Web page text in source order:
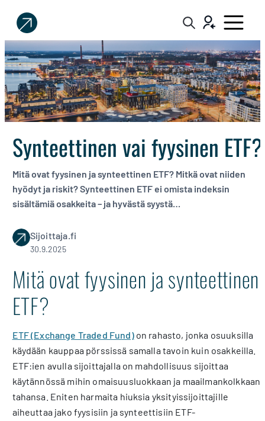
Sijoittaja.fi
Tee
parempia
sijoituspäätöksiä
Synteettinen vai fyysinen ETF?
Mitä ovat fyysinen ja synteettinen ETF? Mitkä ovat niiden
hyödyt ja riskit? Synteettinen ETF ei omista indeksin
sisältämiä osakkeita – ja hyvästä syystä…
Sijoittaja.fi
30.9.2025
Mitä ovat fyysinen ja synteettinen
ETF?
ETF (Exchange Traded Fund)on rahasto, jonka osuuksilla
käydään kauppaa pörssissä samalla tavoin kuin osakkeilla.
ETF:ien avulla sijoittajalla on mahdollisuus sijoittaa
käytännössä mihin omaisuusluokkaan ja maailmankolkkaan
tahansa. Eniten harmaita hiuksia yksityissijoittajille
aiheuttaa jako fyysisiin ja synteettisiin ETF-